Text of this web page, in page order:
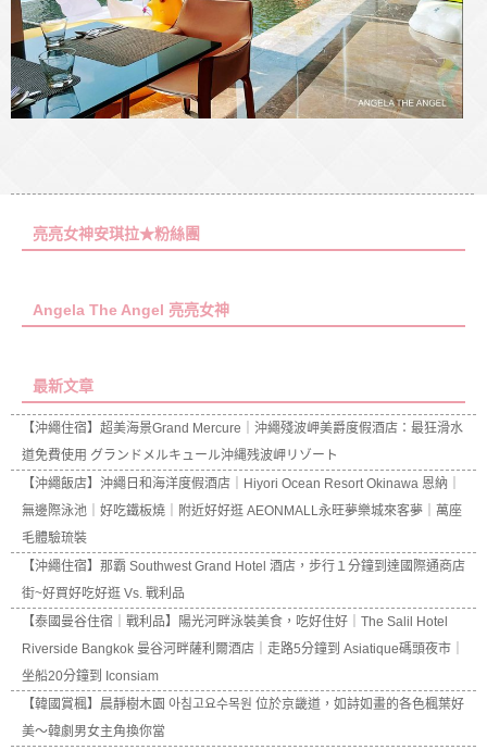
亮亮女神安琪拉★粉絲團
Angela The Angel 亮亮女神
最新文章
【沖繩住宿】超美海景Grand Mercure｜沖繩殘波岬美爵度假酒店：最狂滑水
道免費使用 グランドメルキュール沖縄残波岬リゾート
【沖繩飯店】沖繩日和海洋度假酒店｜Hiyori Ocean Resort Okinawa 恩納｜
無邊際泳池｜好吃鐵板燒｜附近好好逛 AEONMALL永旺夢樂城來客夢｜萬座
毛體驗琉裝
【沖繩住宿】那霸 Southwest Grand Hotel 酒店，步行１分鐘到達國際通商店
街~好買好吃好逛 Vs. 戰利品
【泰國曼谷住宿｜戰利品】陽光河畔泳裝美食，吃好住好｜The Salil Hotel
Riverside Bangkok 曼谷河畔薩利爾酒店｜走路5分鐘到 Asiatique碼頭夜市｜
坐船20分鐘到 Iconsiam
【韓國賞楓】晨靜樹木園 아침고요수목원 位於京畿道，如詩如畫的各色楓葉好
美～韓劇男女主角換你當